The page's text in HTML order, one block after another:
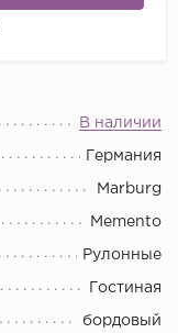
В наличии
Германия
Marburg
Memento
Рулонные
Гостиная
бордовый